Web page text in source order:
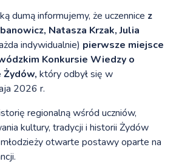
dumą informujemy, że uczennice z
Natasza Krzak, Julia
indywidualnie) pierwsze miejsce
Konkursie Wiedzy o
Żydów,który odbył się w
2026 r.
regionalną wśród uczniów,
kultury, tradycji i historii Żydów
otwarte postawy oparte na